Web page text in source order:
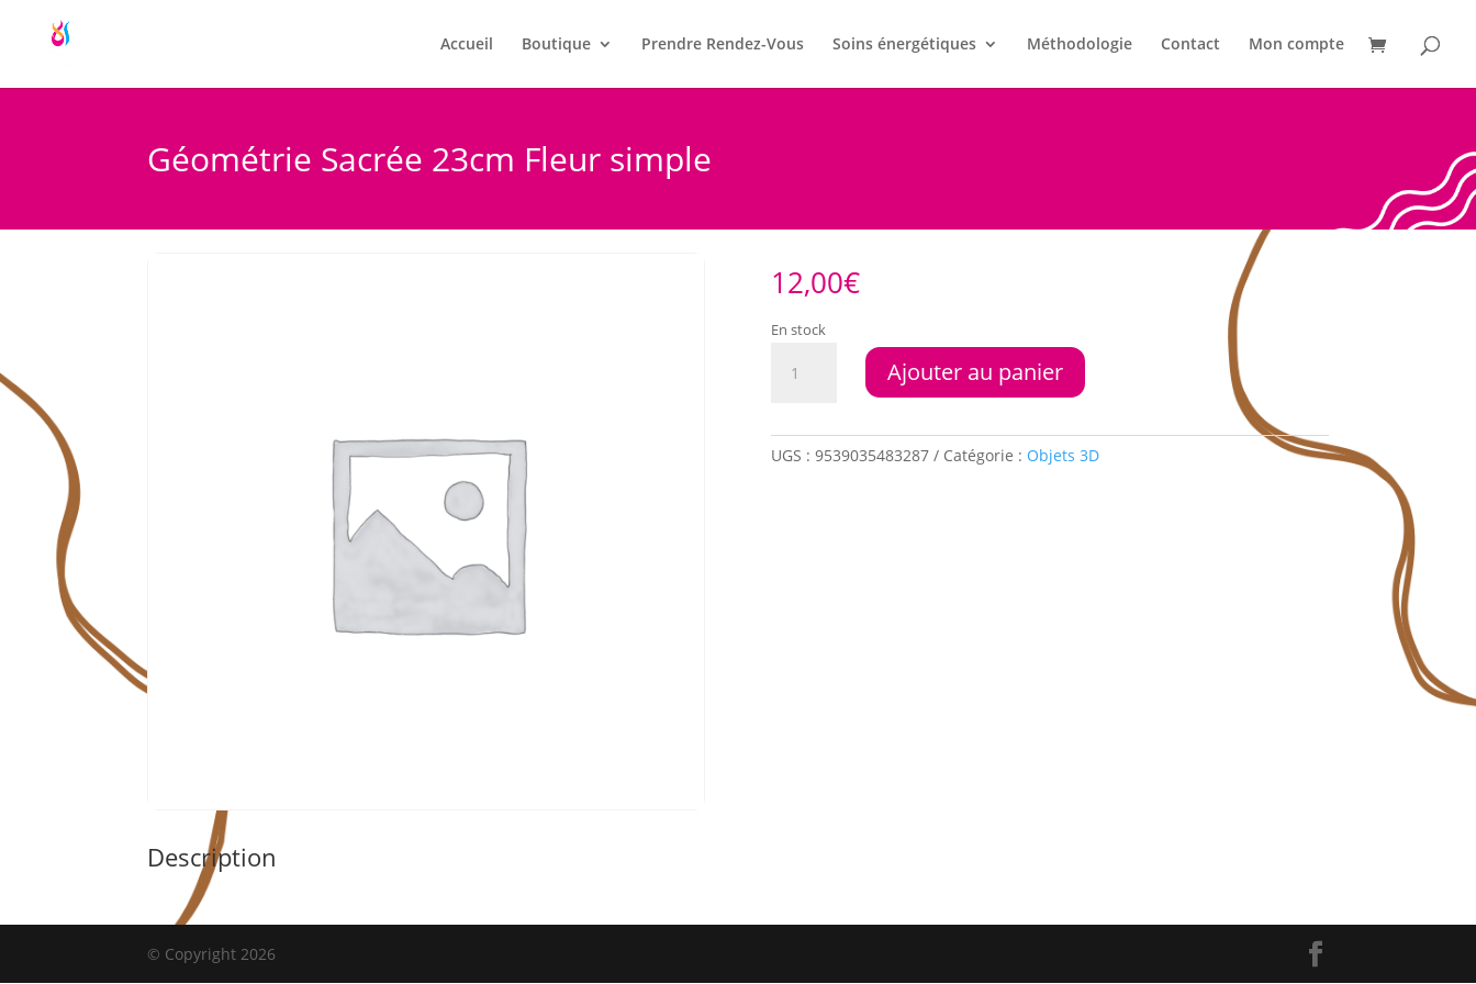
Accueil Boutique Prendre Rendez-Vous Soins énergétiques Méthodologie Contact Mon compte
Géométrie Sacrée 23cm Fleur simple
12,00€
En stock
Fleur
Ajouter au panier
UGS : 9539035483287 Catégorie : Objets 3D
Description
© Copyright 2026